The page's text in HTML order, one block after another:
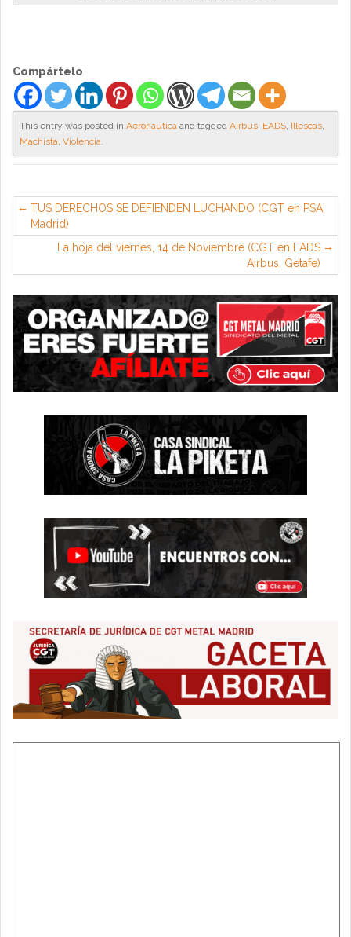
Compártelo
This entry was posted in Aeronáutica and tagged Airbus EADS Illescas
Machista Violencia
TUS DERECHOS SE DEFIENDEN LUCHANDO (CGT en PSA,
Madrid)
La hoja del viernes, 14 de Noviembre (CGT en EADS
Airbus, Getafe)